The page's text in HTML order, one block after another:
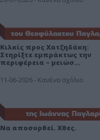
Κιλκίς προς Χατζηδάκη:
Στηρίξτε εμπράκτως την
περιφέρεια – μειώσ…
11-06-2026 - Κανένα σχόλιο
Να αποσυρθεί. Χθες.